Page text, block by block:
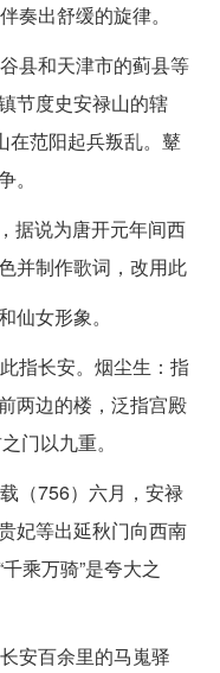
奏出舒缓的旋律。
县和天津市的蓟县等
节度史安禄山的辖
在范阳起兵叛乱。鼙
据说为唐开元年间西
并制作歌词，改用此
仙女形象。
指长安。烟尘生：指
两边的楼，泛指宫殿
门以九重。
（756）六月，安禄
妃等出延秋门向西南
乘万骑”是夸大之
安百余里的马嵬驿